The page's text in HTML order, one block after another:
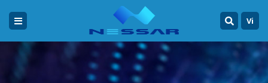
Vi